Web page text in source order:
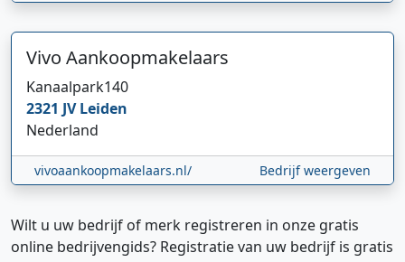
Vivo Aankoopmakelaars
Kanaalpark140
2321 JVLeiden
Nederland
vivoaankoopmakelaars.nl/ Bedrijf weergeven
Wilt u uw bedrijf of merk registreren in onze gratis
online bedrijvengids? Registratie van uw bedrijf is gratis